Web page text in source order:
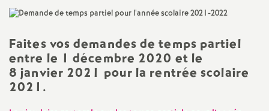
t
i
o
Faites vos demandes de temps partiel
entre le 1 décembre 2020 et le
8 janvier 2021 pour la rentrée scolaire
2021.